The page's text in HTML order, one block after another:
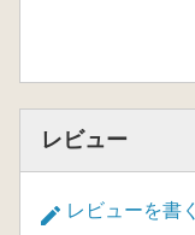
レビュー
レビューを書く